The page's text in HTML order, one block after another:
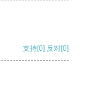
支持[0] 反对[0]